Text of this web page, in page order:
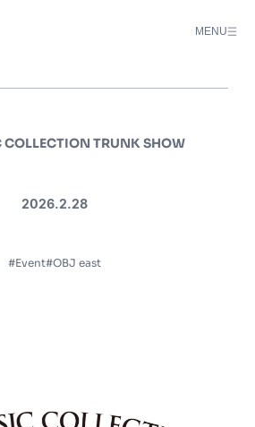
MENU
COLLECTION TRUNK SHOW
2026.2.28
#Event#OBJ east